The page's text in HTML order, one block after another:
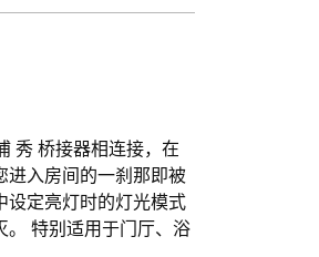
秀 桥接器相连接，在
进入房间的一刹那即被
设定亮灯时的灯光模式
。 特别适用于门厅、浴